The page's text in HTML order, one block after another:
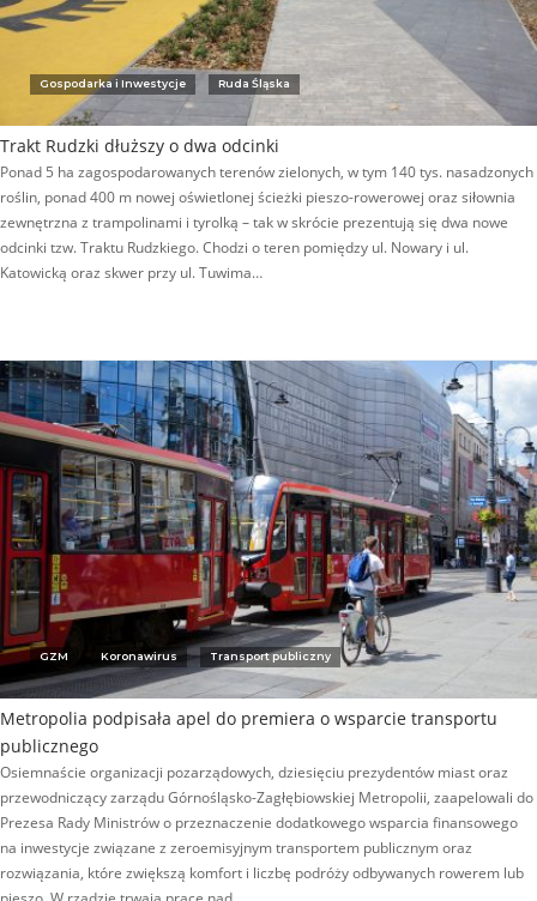
Gospodarka i Inwestycje Ruda Śląska
Trakt Rudzki dłuższy o dwa odcinki
Ponad 5 ha zagospodarowanych terenów zielonych, w tym 140 tys. nasadzonych
roślin, ponad 400 m nowej oświetlonej ścieżki pieszo-rowerowej oraz siłownia
zewnętrzna z trampolinami i tyrolką – tak w skrócie prezentują się dwa nowe
odcinki tzw. Traktu Rudzkiego. Chodzi o teren pomiędzy ul. Nowary i ul.
Katowicką oraz skwer przy ul. Tuwima…
GZM Koronawirus Transport publiczny
Metropolia podpisała apel do premiera o wsparcie transportu
publicznego
Osiemnaście organizacji pozarządowych, dziesięciu prezydentów miast oraz
przewodniczący zarządu Górnośląsko-Zagłębiowskiej Metropolii, zaapelowali do
Prezesa Rady Ministrów o przeznaczenie dodatkowego wsparcia finansowego
na inwestycje związane z zeroemisyjnym transportem publicznym oraz
rozwiązania, które zwiększą komfort i liczbę podróży odbywanych rowerem lub